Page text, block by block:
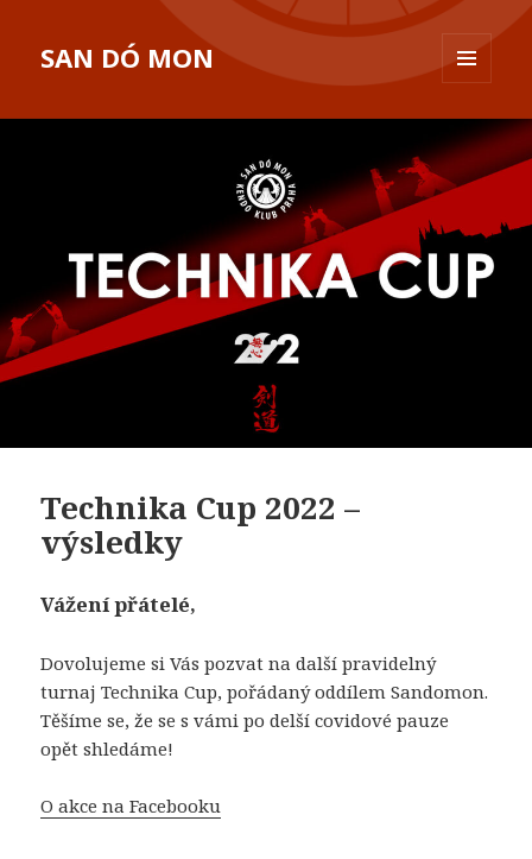
SAN DÓ MON
WIDGETY
Technika Cup 2022 –
výsledky
Vážení přátelé,
Dovolujeme si Vás pozvat na další pravidelný
turnaj Technika Cup, pořádaný oddílem Sandomon.
Těšíme se, že se s vámi po delší covidové pauze
opět shledáme!
O akce na Facebooku